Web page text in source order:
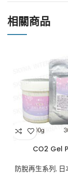
相關商品
CO2 Gel
防脫再生系列, 日